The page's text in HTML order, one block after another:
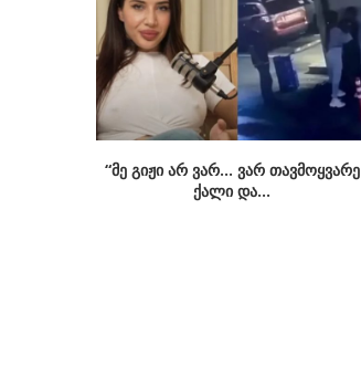
“მე გიჟი არ ვარ… ვარ თავმოყვარე
ქალი და...